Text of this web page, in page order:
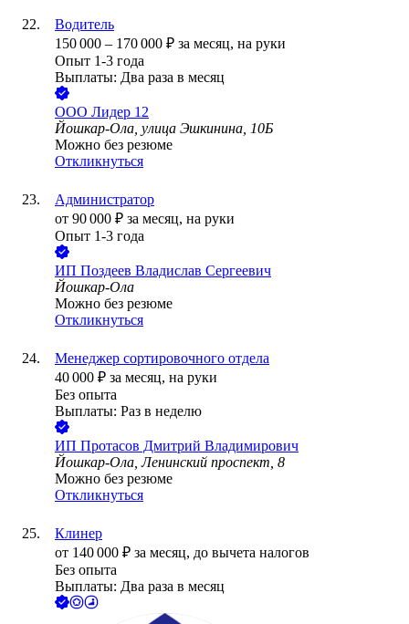
Водитель
150 000 – 170 000 ₽ за месяц, на руки
Опыт 1-3 года
Выплаты: Два раза в месяц
ООО Лидер 12
Йошкар-Ола, улица Эшкинина, 10Б
Можно без резюме
Откликнуться
Администратор
от 90 000 ₽ за месяц, на руки
Опыт 1-3 года
ИП Поздеев Владислав Сергеевич
Йошкар-Ола
Можно без резюме
Откликнуться
Менеджер сортировочного отдела
40 000 ₽ за месяц, на руки
Без опыта
Выплаты: Раз в неделю
ИП Протасов Дмитрий Владимирович
Йошкар-Ола, Ленинский проспект, 8
Можно без резюме
Откликнуться
Клинер
от 140 000 ₽ за месяц, до вычета налогов
Без опыта
Выплаты: Два раза в месяц